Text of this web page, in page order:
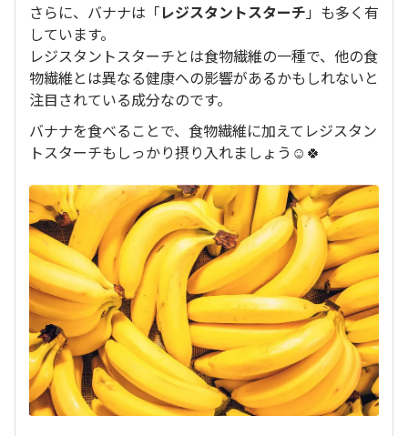
さらに、バナナは「レジスタントスターチ 」も多く有
しています。
レジスタントスターチとは食物繊維の一種で、他の食
物繊維とは異なる健康への影響があるかもしれないと
注目されている成分なのです。
バナナを食べることで、食物繊維に加えてレジスタン
トスターチもしっかり摂り入れましょう☺️🍀